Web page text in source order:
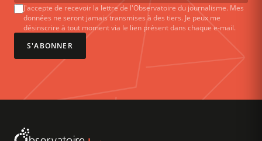
J'accepte de recevoir la lettre de l'Observatoire du journalisme. Mes
données ne seront jamais transmises à des tiers. Je peux me
désinscrire à tout moment via le lien présent dans chaque e-mail.
S'ABONNER